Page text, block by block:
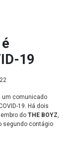
19
um comunicado
19. Há dois
do THE BOYZ
segundo contágio